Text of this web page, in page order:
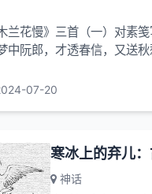
兰花慢》三首（一）对素笺
中阮郎，才透春信，又送
两心投，空余恨悠悠。叹
07-20
神话